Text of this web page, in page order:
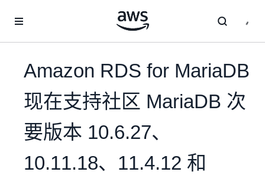
Amazon RDS for MariaDB
现在支持社区 MariaDB 次
要版本 10.6.27、
10.11.18、11.4.12 和